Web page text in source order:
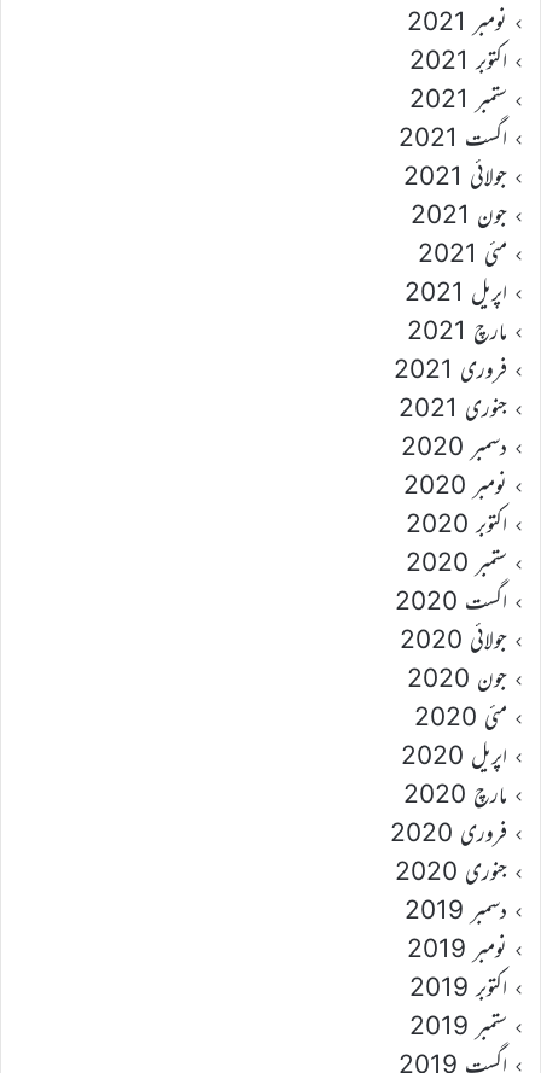
نومبر 2021
اکتوبر 2021
ستمبر 2021
اگست 2021
جولائی 2021
جون 2021
مئی 2021
اپریل 2021
مارچ 2021
فروری 2021
جنوری 2021
دسمبر 2020
نومبر 2020
اکتوبر 2020
ستمبر 2020
اگست 2020
جولائی 2020
جون 2020
مئی 2020
اپریل 2020
مارچ 2020
فروری 2020
جنوری 2020
دسمبر 2019
نومبر 2019
اکتوبر 2019
ستمبر 2019
اگست 2019